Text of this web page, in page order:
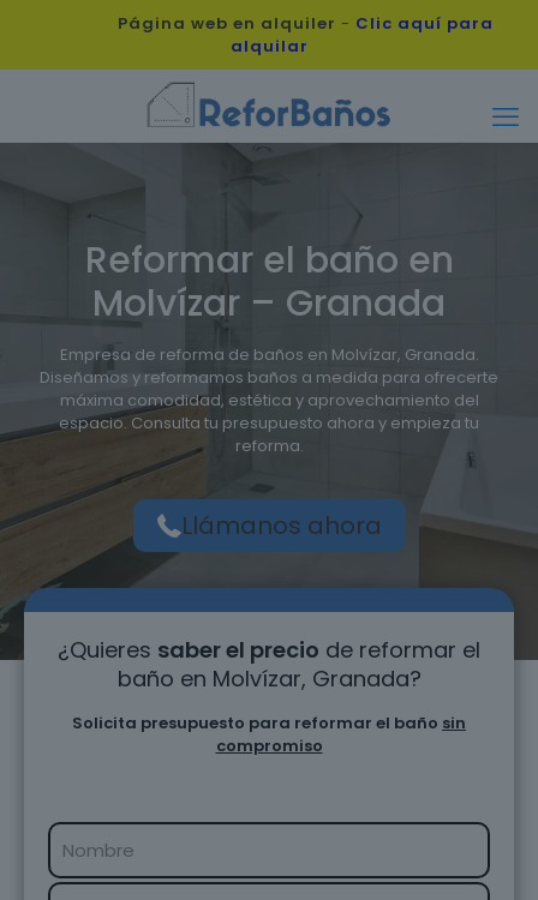
Página web en alquiler - Clic aquí para
alquilar
Reformar el baño en
Molvízar – Granada
Empresa de reforma de baños en Molvízar, Granada.
Diseñamos y reformamos baños a medida para ofrecerte
máxima comodidad, estética y aprovechamiento del
espacio. Consulta tu presupuesto ahora y empieza tu
reforma.
Llámanos ahora
¿Quieres saber el precio de reformar el
baño en Molvízar, Granada?
Solicita presupuesto para reformar el baño sin
compromiso